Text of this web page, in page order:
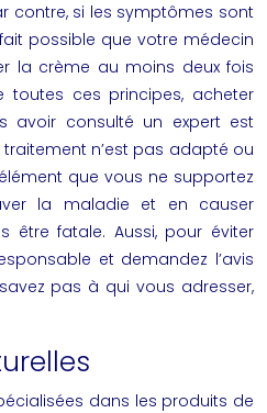
contre, si les symptômes sont
possible que votre médecin
la crème au moins deux fois
ces principes, acheter
avoir consulté un expert est
n’est pas adapté ou
que vous ne supportez
la maladie et en causer
être fatale. Aussi, pour éviter
et demandez l’avis
pas à qui vous adresser,
dans les produits de